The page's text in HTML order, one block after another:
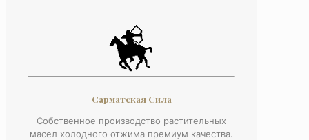
Сарматская Сила
Собственное производство растительных
масел холодного отжима премиум качества.